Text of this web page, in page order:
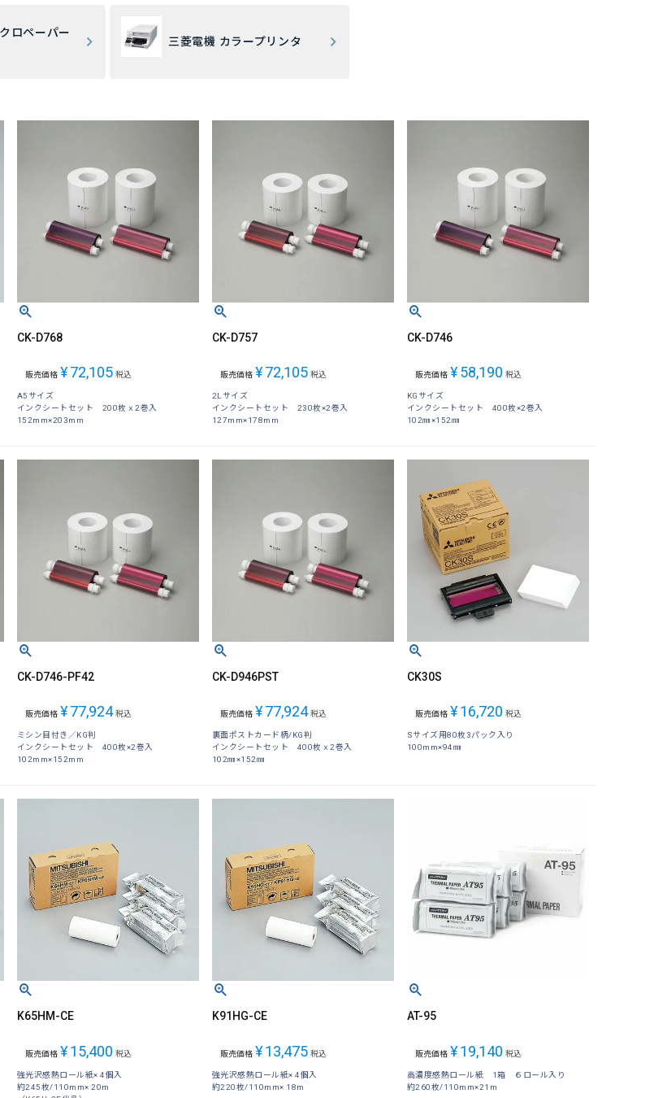
ロペーパー
三菱電機 カラープリンタ
CK-D768
販売価格 ¥72,105 税込
A5サイズ
インクシートセット 200枚ｘ2巻入
152mm×203mm
CK-D757
販売価格 ¥72,105 税込
2Lサイズ
インクシートセット 230枚×2巻入
127mm×178mm
CK-D746
販売価格 ¥58,190 税込
KGサイズ
インクシートセット 400枚×2巻入
102㎜×152㎜
CK-D746-PF42
販売価格 ¥77,924 税込
ミシン目付き／KG判
インクシートセット 400枚×2巻入
102mm×152mm
CK-D946PST
販売価格 ¥77,924 税込
裏面ポストカード柄/KG判
インクシートセット 400枚ｘ2巻入
102㎜×152㎜
CK30S
販売価格 ¥16,720 税込
Sサイズ用80枚3パック入り
100mm×94㎜
K65HM-CE
販売価格 ¥15,400 税込
強光沢感熱ロール紙× 4個入
約245枚/110mm× 20m
K91HG-CE
販売価格 ¥13,475 税込
強光沢感熱ロール紙× 4個入
約220枚/110mm× 18m
AT-95
販売価格 ¥19,140 税込
高濃度感熱ロール紙 1箱 ６ロール入り
約260枚/110mm×21m